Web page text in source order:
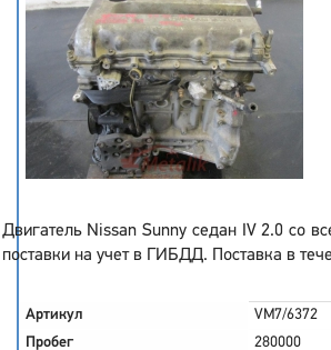
Двигатель Nissan Sunny седан IV 2.0 со
поставки на учет в ГИБДД. Поставка в
Артикул
VM7/6372
Пробег
280000